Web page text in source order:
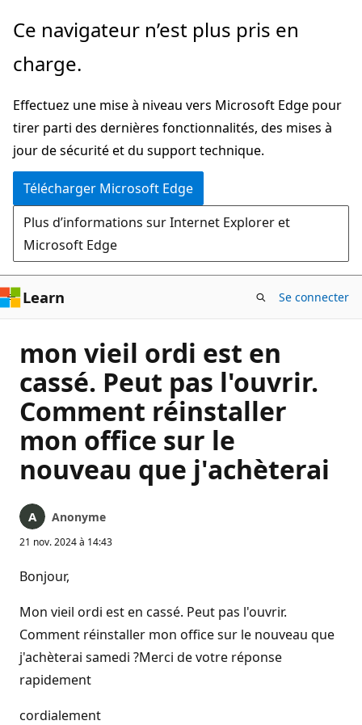
Passer
directement
au
principal
Ce navigateur n’est plus pris en
charge.
Effectuez une mise à niveau vers Microsoft Edge pour
tirer parti des dernières fonctionnalités, des mises à
jour de sécurité et du support technique.
Télécharger Microsoft Edge
Plus d’informations sur Internet Explorer et
Microsoft Edge
Learn Se connecter
mon vieil ordi est en
cassé. Peut pas l'ouvrir.
Comment réinstaller
mon office sur le
nouveau que j'achèterai
Anonyme
21 nov. 2024 à 14:43
Bonjour,
Mon vieil ordi est en cassé. Peut pas l'ouvrir.
Comment réinstaller mon office sur le nouveau que
j'achèterai samedi ?Merci de votre réponse
rapidement
cordialement